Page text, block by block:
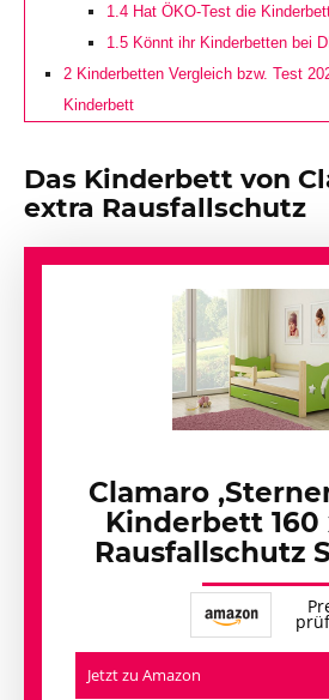
1.4Hat ÖKO-Test die
1.5Könnt ihr Kinderbetten bei
2 Kinderbetten Vergleich bzw. Test
Kinderbett
Das Kinderbett von
extra Rausfallschutz
Clamaro
Kinderbett 160
Rausfallschutz
Jetzt zu Amazon